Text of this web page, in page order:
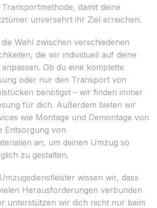
damit deine
unversehrt ihr Ziel erreichen.
Wahl zwischen verschiedenen
die wir individuell auf deine
Ob du eine komplette
oder nur den Transport von
benötigst – wir finden immer
für dich. Außerdem bieten wir
wie Montage und Demontage von
Entsorgung von
an, um deinen Umzug so
zu gestalten.
wissen wir, dass
Herausforderungen verbunden
unterstützen wir dich nicht nur beim